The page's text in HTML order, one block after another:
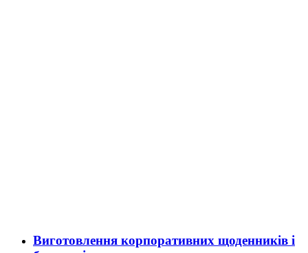
Виготовлення корпоративних щоденників і